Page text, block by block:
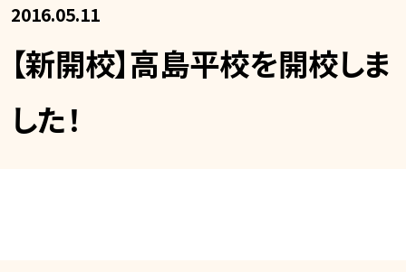
2016.05.11
【新開校】高島平校を開校しま
した！